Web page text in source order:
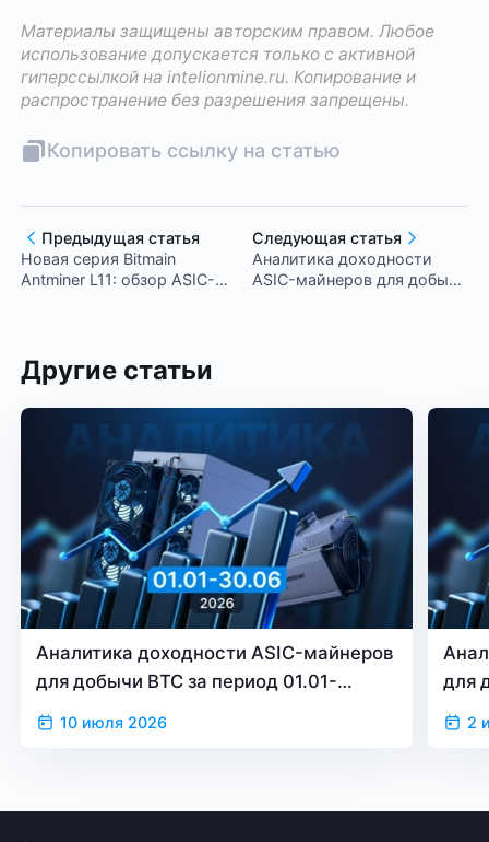
Материалы защищены авторским правом. Любое
использование допускается только с активной
гиперссылкой наintelionmine.ru. Копирование и
распространение без разрешения запрещены.
Копировать ссылку на статью
Предыдущая статья
Новая серия Bitmain
Antminer L11: обзор ASIC-
Следующая статья
Аналитика доходности
ASIC-майнеров для добычи
Другие статьи
Аналитика доходности ASIC-майнеров
для добычи BTC за период 01.01-
30.06.2026
10 июля 2026
для
2